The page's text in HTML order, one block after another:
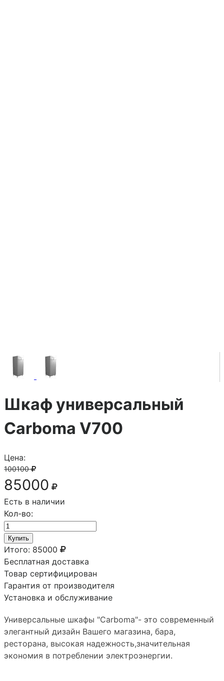
Шкаф универсальный
Сarboma V700
Цена:
100100
85000
Есть в наличии
Кол-во:
Купить
Итого: 85000
Бесплатная доставка
Товар сертифицирован
Гарантия от производителя
Установка и обслуживание
Универсальные шкафы "Carboma"- это современный
элегантный дизайн Вашего магазина, бара,
ресторана, высокая надежность,значительная
экономия в потреблении электроэнергии.